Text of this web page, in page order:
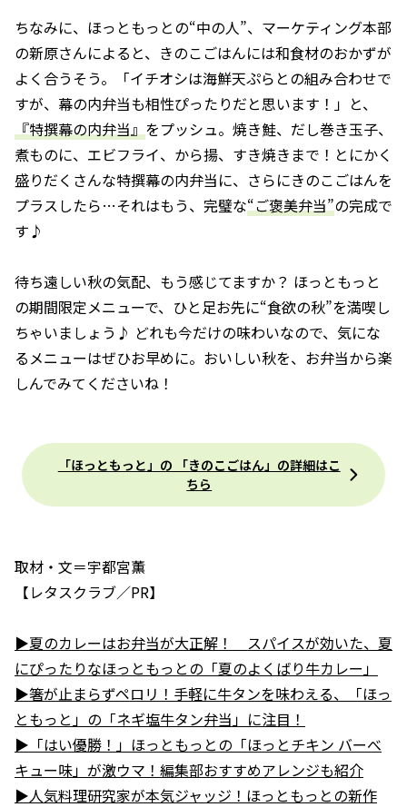
ちなみに、ほっともっとの“中の人”、マーケティング本部
の新原さんによると、きのこごはんには和食材のおかずが
よく合うそう。「イチオシは海鮮天ぷらとの組み合わせで
すが、幕の内弁当も相性ぴったりだと思います！」と、
『特撰幕の内弁当』 をプッシュ。焼き鮭、だし巻き玉子、
煮ものに、エビフライ、から揚、すき焼きまで！とにかく
盛りだくさんな特撰幕の内弁当に、さらにきのこごはんを
プラスしたら…それはもう、完璧な“ご褒美弁当”の完成で
す♪
待ち遠しい秋の気配、もう感じてますか？ ほっともっと
の期間限定メニューで、ひと足お先に“食欲の秋”を満喫し
ちゃいましょう♪ どれも今だけの味わいなので、気にな
るメニューはぜひお早めに。おいしい秋を、お弁当から楽
しんでみてくださいね！
「ほっともっと」の 「きのこごはん」の詳細はこ
ちら
取材・文＝宇都宮薫
【レタスクラブ／PR】
▶夏のカレーはお弁当が大正解！ スパイスが効いた、夏
にぴったりなほっともっとの「夏のよくばり牛カレー」
▶箸が止まらずペロリ！手軽に牛タンを味わえる、「ほっ
ともっと」の「ネギ塩牛タン弁当」に注目！
▶「はい優勝！」ほっともっとの「ほっとチキン バーべ
キュー味」が激ウマ！編集部おすすめアレンジも紹介
▶人気料理研究家が本気ジャッジ！ほっともっとの新作